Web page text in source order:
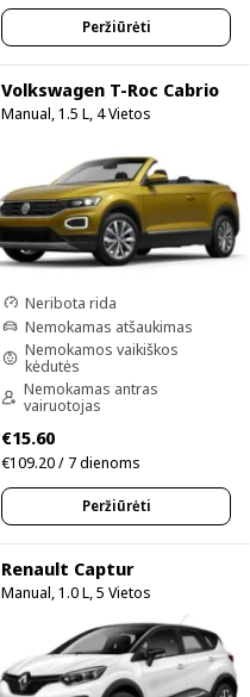
Peržiūrėti
Volkswagen T-Roc Cabrio
Manual, 1.5 L, 4 Vietos
Neribota rida
Nemokamas atšaukimas
Nemokamos vaikiškos
kėdutės
Nemokamas antras
vairuotojas
€15.60
€109.20 / 7 dienoms
Peržiūrėti
Renault Captur
Manual, 1.0 L, 5 Vietos